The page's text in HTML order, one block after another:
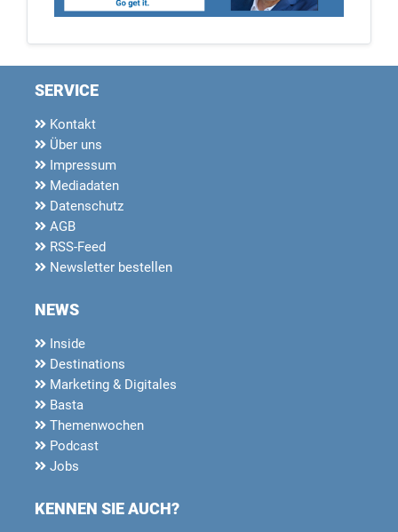
SERVICE
Kontakt
Über uns
Impressum
Mediadaten
Datenschutz
AGB
RSS-Feed
Newsletter bestellen
NEWS
Inside
Destinations
Marketing & Digitales
Basta
Themenwochen
Podcast
Jobs
KENNEN SIE AUCH?